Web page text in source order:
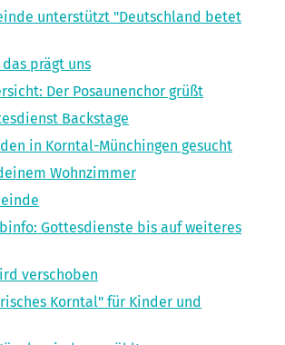
unterstützt "Deutschland betet
prägt uns
Der Posaunenchor grüßt
Backstage
in Korntal-Münchingen gesucht
Wohnzimmer
Gottesdienste bis auf weiteres
verschoben
Korntal" für Kinder und